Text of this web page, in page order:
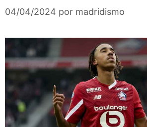
04/04/2024 por madridismo